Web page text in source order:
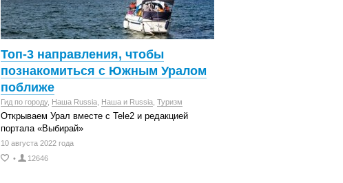
Топ-3 направления, чтобы
познакомиться с Южным Уралом
поближе
Гид по городу, Наша Russia Наша и Russia Туризм
Открываем Урал вместе с Tele2 и редакцией
портала «Выбирай»
10 августа 2022 года
•
12646